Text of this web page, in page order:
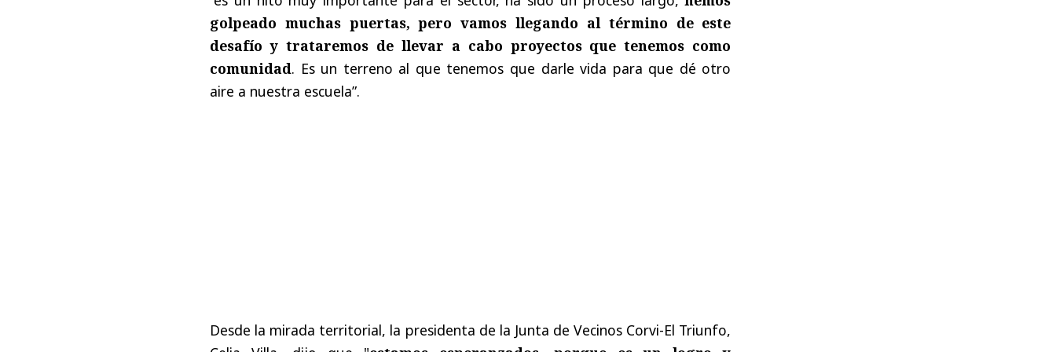
golpeado muchas puertas, pero vamos llegando al término de este
desafío y trataremos de llevar a cabo proyectos que tenemos como
comunidad. Es un terreno al que tenemos que darle vida para que dé otro
aire a nuestra escuela”.
Desde la mirada territorial, la presidenta de la Junta de Vecinos Corvi-El Triunfo,